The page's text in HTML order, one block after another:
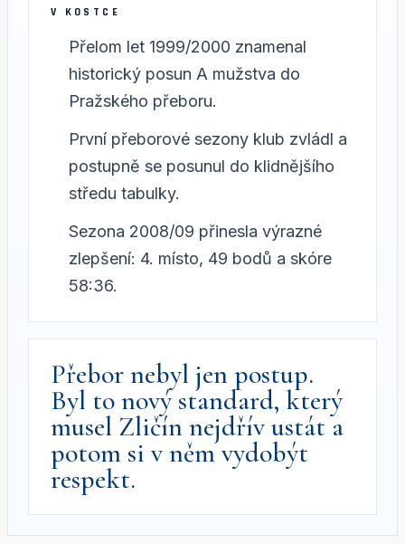
V KOSTCE
Přelom let 1999/2000 znamenal
historický posun A mužstva do
Pražského přeboru.
První přeborové sezony klub zvládl a
postupně se posunul do klidnějšího
středu tabulky.
Sezona 2008/09 přinesla výrazné
zlepšení: 4. místo, 49 bodů a skóre
58:36.
Přebor nebyl jen postup.
Byl to nový standard, který
musel Zličín nejdřív ustát a
potom si v něm vydobýt
respekt.